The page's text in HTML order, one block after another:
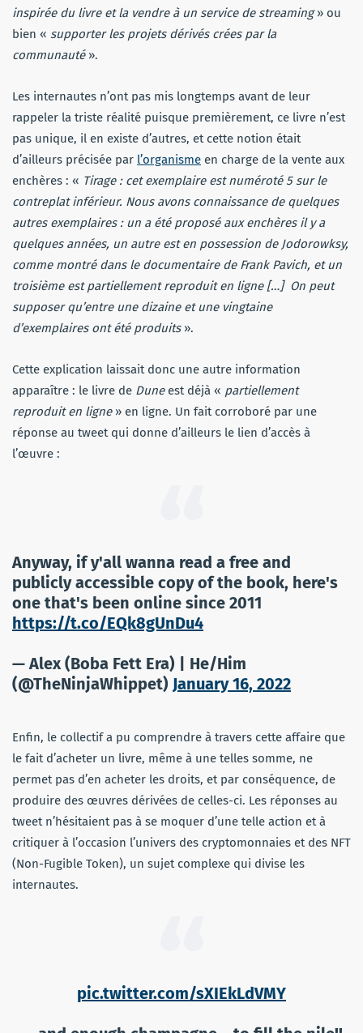
inspirée du livre et la vendre à un service de streaming» ou
bien « supporter les projets dérivés crées par la
communauté».
Les internautes n’ont pas mis longtemps avant de leur
rappeler la triste réalité puisque premièrement, ce livre n’est
pas unique, il en existe d’autres, et cette notion était
d’ailleurs précisée par l’organisme en charge de la vente aux
enchères : « Tirage : cet exemplaire est numéroté 5 sur le
contreplat inférieur. Nous avons connaissance de quelques
autres exemplaires : un a été proposé aux enchères il y a
quelques années, un autre est en possession de Jodorowksy,
comme montré dans le documentaire de Frank Pavich, et un
troisième est partiellement reproduit en ligne […] On peut
supposer qu’entre une dizaine et une vingtaine
d’exemplaires ont été produits».
Cette explication laissait donc une autre information
apparaître : le livre de Dune est déjà « partiellement
reproduit en ligne» en ligne. Un fait corroboré par une
réponse au tweet qui donne d’ailleurs le lien d’accès à
l’œuvre :
Anyway, if y'all wanna read a free and
publicly accessible copy of the book, here's
one that's been online since 2011
https://t.co/EQk8gUnDu4
— Alex (Boba Fett Era) | He/Him
(@TheNinjaWhippet) January 16, 2022
Enfin, le collectif a pu comprendre à travers cette affaire que
le fait d’acheter un livre, même à une telles somme, ne
permet pas d’en acheter les droits, et par conséquence, de
produire des œuvres dérivées de celles-ci. Les réponses au
tweet n’hésitaient pas à se moquer d’une telle action et à
critiquer à l’occasion l’univers des cryptomonnaies et des NFT
(Non-Fugible Token), un sujet complexe qui divise les
internautes.
pic.twitter.com/sXIEkLdVMY